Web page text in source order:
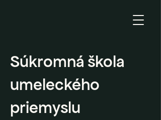
Súkromná škola
umeleckého
priemyslu